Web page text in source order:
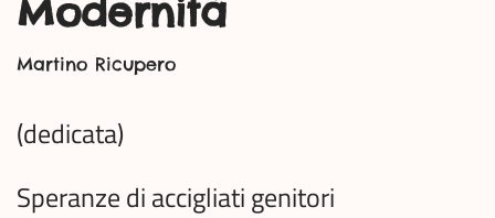
Modernità
Martino Ricupero
(dedicata)
Speranze di accigliati genitori